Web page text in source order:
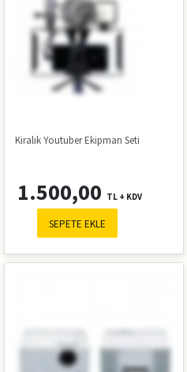
Kiralık Youtuber Ekipman Seti
1.500,00 TL + KDV
SEPETE EKLE